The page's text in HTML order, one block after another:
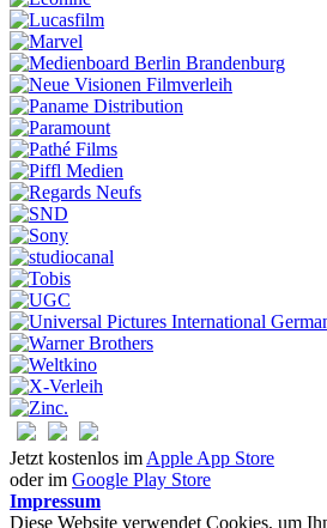
Jetzt kostenlos im Apple App Store
oder im Google Play Store
Impressum
Diese Website verwendet Cookies, um